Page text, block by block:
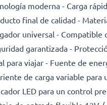
moderna - Carga
final de calidad -
universal - Compatible
garantizada -
para viajar - Fuente de
de carga variable para
LED para un control